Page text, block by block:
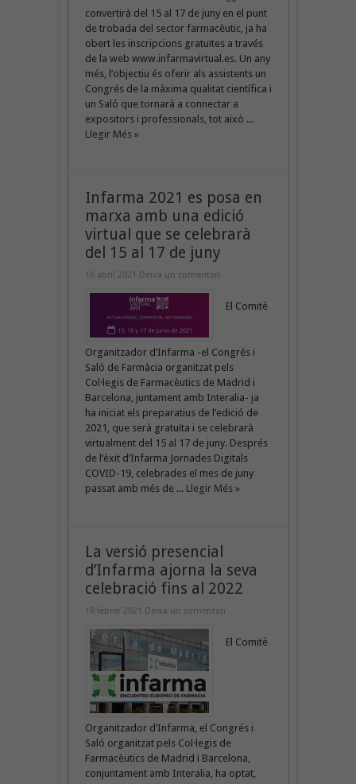
convertirà del 15 al 17 de juny en el punt
de trobada del sector farmacèutic, ja ha
obert les inscripcions gratuïtes a través
de la web www.infarmavirtual.es. Un any
més, l’objectiu és oferir als assistents un
Congrés de la màxima qualitat científica i
un Saló que tornarà a connectar a
expositors i professionals, tot això ...
Llegir Més »
Infarma 2021 es posa en
marxa amb una edició
virtual que se celebrarà
del 15 al 17 de juny
16 abril 2021 Deixa un comentari
El Comitè
Organitzador d’Infarma -el Congrés i
Saló de Farmàcia organitzat pels
Col·legis de Farmacèutics de Madrid i
Barcelona, juntament amb Interalia- ja
ha iniciat els preparatius de l’edició de
2021, que serà gratuïta i se celebrarà
virtualment del 15 al 17 de juny. Després
de l’èxit d’Infarma Jornades Digitals
COVID-19, celebrades el mes de juny
passat amb més de ... Llegir Més »
La versió presencial
d’Infarma ajorna la seva
celebració fins al 2022
18 febrer 2021 Deixa un comentari
El Comitè
Organitzador d’Infarma, el Congrés i
Saló organitzat pels Col·legis de
Farmacèutics de Madrid i Barcelona,
conjuntament amb Interalia, ha optat,